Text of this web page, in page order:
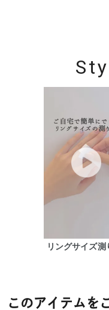
リングサイズ測
このアイテムを